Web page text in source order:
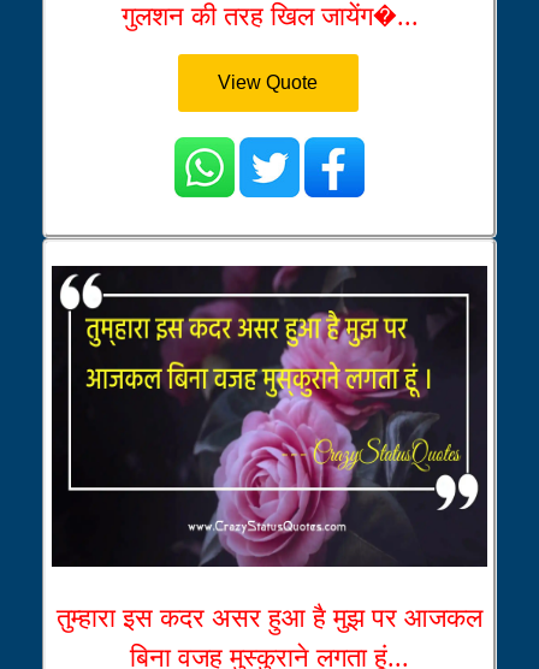
गुलशन की तरह खिल जायेंग�...
View Quote
तुम्हारा इस कदर असर हुआ है मुझ पर आजकल
बिना वजह मुस्कुराने लगता हूं...